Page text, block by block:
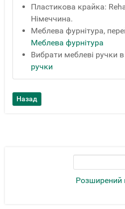
Розширений
Пластикова крайка:
Німеччина.
Меблева фурнітура,
Меблева фурнітура
Вибрати меблеві ручки в
ручки